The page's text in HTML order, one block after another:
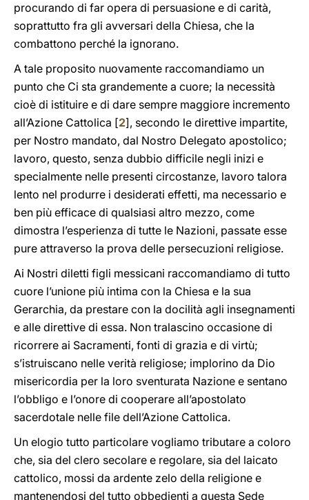
procurando di far opera di persuasione e di carità,
soprattutto fra gli avversari della Chiesa, che la
combattono perché la ignorano.
A tale proposito nuovamente raccomandiamo un
punto che Ci sta grandemente a cuore; la necessità
cioè di istituire e di dare sempre maggiore incremento
all’Azione Cattolica [2], secondo le direttive impartite,
per Nostro mandato, dal Nostro Delegato apostolico;
lavoro, questo, senza dubbio difficile negli inizi e
specialmente nelle presenti circostanze, lavoro talora
lento nel produrre i desiderati effetti, ma necessario e
ben più efficace di qualsiasi altro mezzo, come
dimostra l’esperienza di tutte le Nazioni, passate esse
pure attraverso la prova delle persecuzioni religiose.
Ai Nostri diletti figli messicani raccomandiamo di tutto
cuore l’unione più intima con la Chiesa e la sua
Gerarchia, da prestare con la docilità agli insegnamenti
e alle direttive di essa. Non tralascino occasione di
ricorrere ai Sacramenti, fonti di grazia e di virtù;
s’istruiscano nelle verità religiose; implorino da Dio
misericordia per la loro sventurata Nazione e sentano
l’obbligo e l’onore di cooperare all’apostolato
sacerdotale nelle file dell’Azione Cattolica.
Un elogio tutto particolare vogliamo tributare a coloro
che, sia del clero secolare e regolare, sia del laicato
cattolico, mossi da ardente zelo della religione e
mantenendosi del tutto obbedienti a questa Sede